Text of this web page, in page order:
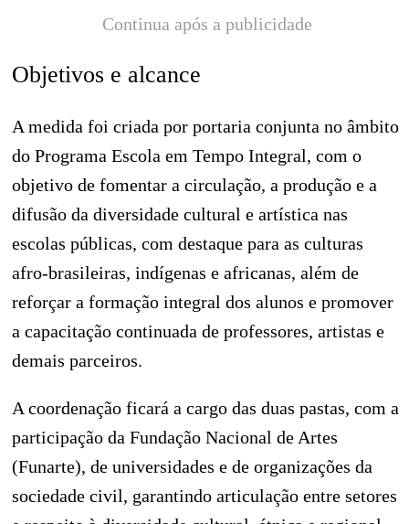
Continua após a publicidade
Objetivos e alcance
A medida foi criada por portaria conjunta no âmbito
do Programa Escola em Tempo Integral, com o
objetivo de fomentar a circulação, a produção e a
difusão da diversidade cultural e artística nas
escolas públicas, com destaque para as culturas
afro-brasileiras, indígenas e africanas, além de
reforçar a formação integral dos alunos e promover
a capacitação continuada de professores, artistas e
demais parceiros.
A coordenação ficará a cargo das duas pastas, com a
participação da Fundação Nacional de Artes
(Funarte), de universidades e de organizações da
sociedade civil, garantindo articulação entre setores